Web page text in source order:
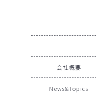
会社概要
News&Topics